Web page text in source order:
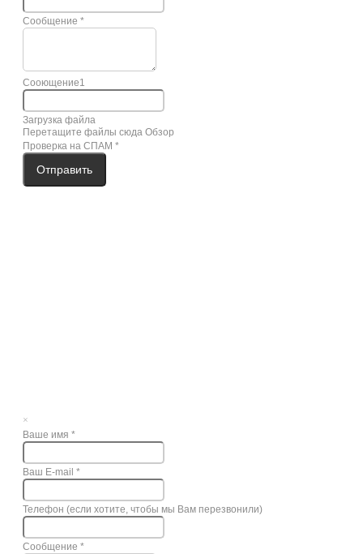
Сообщение *
Сооющение1
Загрузка файла
Перетащите файлы сюда Обзор
Проверка на СПАМ *
Отправить
×
Ваше имя *
Ваш E-mail *
Телефон (если хотите, чтобы мы Вам перезвонили)
Сообщение *